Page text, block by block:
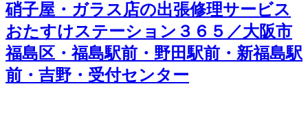
硝子屋・ガラス店の出張修理サービス
おたすけステーション３６５／大阪市
福島区・福島駅前・野田駅前・新福島駅
前・吉野・受付センター